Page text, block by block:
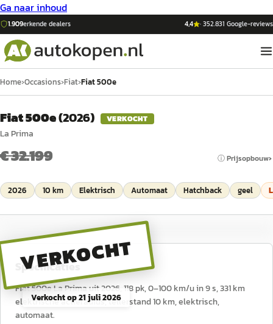
Ga naar inhoud
1.909erkende dealers 4,4 ·352.831 Google-reviews
Home›Occasions›Fiat›Fiat 500e
Fiat 500e(2026) VERKOCHT
La Prima
€ 32.199 ⓘ Prijsopbouw
2026 10 km Elektrisch Automaat Hatchback geel
VERKOCHT
Verkocht op21 juli 2026
Specificaties
Fiat 500e La Prima uit 2026, 118 pk, 0–100 km/u in 9 s, 331 km
elektrische actieradius, tellerstand 10 km, elektrisch,
automaat.